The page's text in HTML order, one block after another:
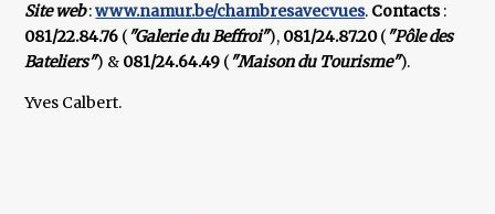
Site web:www.namur.be/chambresavecvues. Contacts:
081/22.84.76 ( "Galerie du Beffroi"), 081/24.87.20( "Pôle des
Bateliers") & 081/24.64.49 ( "Maison du Tourisme").
Yves Calbert.